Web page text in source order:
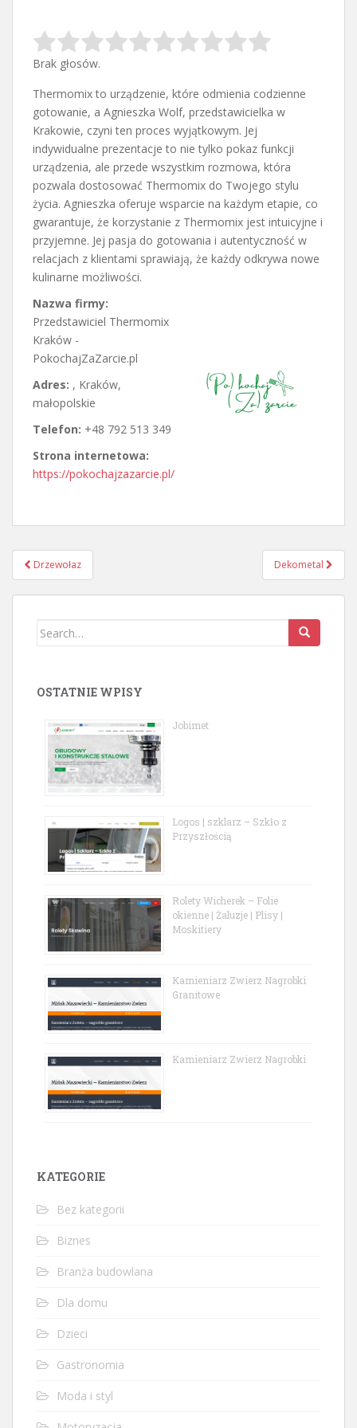
Brak głosów.
Thermomix to urządzenie, które odmienia codzienne
gotowanie, a Agnieszka Wolf, przedstawicielka w
Krakowie, czyni ten proces wyjątkowym. Jej
indywidualne prezentacje to nie tylko pokaz funkcji
urządzenia, ale przede wszystkim rozmowa, która
pozwala dostosować Thermomix do Twojego stylu
życia. Agnieszka oferuje wsparcie na każdym etapie, co
gwarantuje, że korzystanie z Thermomix jest intuicyjne i
przyjemne. Jej pasja do gotowania i autentyczność w
relacjach z klientami sprawiają, że każdy odkrywa nowe
kulinarne możliwości.
Nazwa firmy:
Przedstawiciel Thermomix
Kraków -
PokochajZaZarcie.pl
Adres: , Kraków,
małopolskie
Telefon: +48 792 513 349
Strona internetowa:
https://pokochajzazarcie.pl/
Post
navigation
Drzewołaz Dekometal
Search
OSTATNIE WPISY
Jobimet
Logos | szklarz – Szkło z
Przyszłością
Rolety Wicherek – Folie
okienne | Żaluzje | Plisy |
Moskitiery
Kamieniarz Zwierz Nagrobki
Granitowe
Kamieniarz Zwierz Nagrobki
KATEGORIE
Bez kategorii
Biznes
Branża budowlana
Dla domu
Dzieci
Gastronomia
Moda i styl